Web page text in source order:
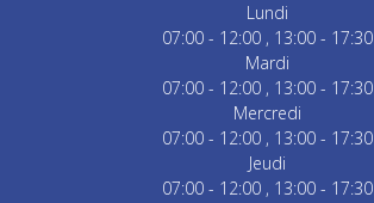
Lundi
07:00 - 12:00
13:00 - 17:30
Mardi
07:00 - 12:00
13:00 - 17:30
Mercredi
07:00 - 12:00
13:00 - 17:30
Jeudi
07:00 - 12:00
13:00 - 17:30